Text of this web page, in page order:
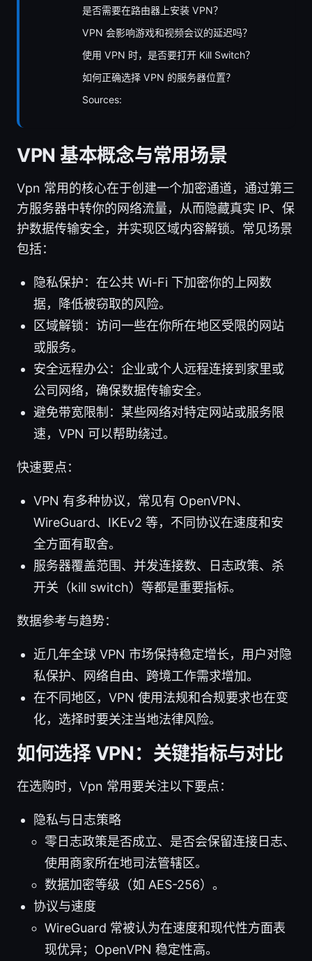
是否需要在路由器上安装 VPN？
VPN 会影响游戏和视频会议的延迟吗？
使用 VPN 时，是否要打开 Kill Switch？
如何正确选择 VPN 的服务器位置？
Sources:
VPN 基本概念与常用场景
Vpn 常用的核心在于创建一个加密通道，通过第三
方服务器中转你的网络流量，从而隐藏真实 IP、保
护数据传输安全，并实现区域内容解锁。常见场景
包括：
隐私保护：在公共 Wi-Fi 下加密你的上网数
据，降低被窃取的风险。
区域解锁：访问一些在你所在地区受限的网站
或服务。
安全远程办公：企业或个人远程连接到家里或
公司网络，确保数据传输安全。
避免带宽限制：某些网络对特定网站或服务限
速，VPN 可以帮助绕过。
快速要点：
VPN 有多种协议，常见有 OpenVPN、
WireGuard、IKEv2 等，不同协议在速度和安
全方面有取舍。
服务器覆盖范围、并发连接数、日志政策、杀
开关（kill switch）等都是重要指标。
数据参考与趋势：
近几年全球 VPN 市场保持稳定增长，用户对隐
私保护、网络自由、跨境工作需求增加。
在不同地区，VPN 使用法规和合规要求也在变
化，选择时要关注当地法律风险。
如何选择 VPN：关键指标与对比
在选购时，Vpn 常用要关注以下要点：
隐私与日志策略
零日志政策是否成立、是否会保留连接日志、
使用商家所在地司法管辖区。
数据加密等级（如 AES-256）。
协议与速度
WireGuard 常被认为在速度和现代性方面表
现优异；OpenVPN 稳定性高。